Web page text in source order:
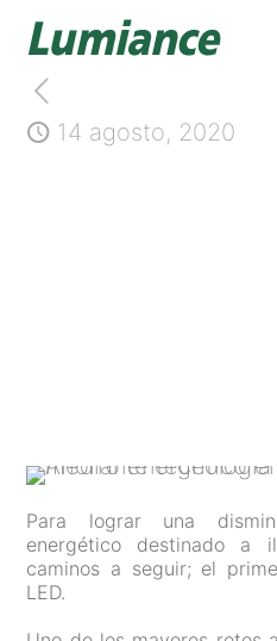
14 agosto, 2020
Para lograr una
energético destinado a
caminos a seguir; el
LED.